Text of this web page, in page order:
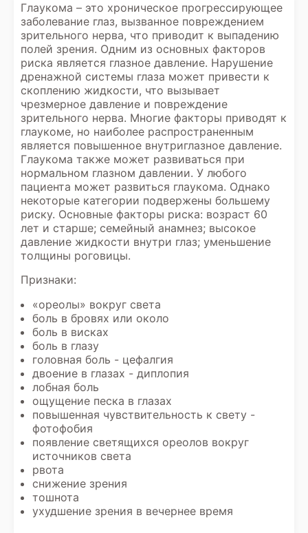
Глаукома – это хроническое прогрессирующее
заболевание глаз, вызванное повреждением
зрительного нерва, что приводит к выпадению
полей зрения. Одним из основных факторов
риска является глазное давление. Нарушение
дренажной системы глаза может привести к
скоплению жидкости, что вызывает
чрезмерное давление и повреждение
зрительного нерва. Многие факторы приводят к
глаукоме, но наиболее распространенным
является повышенное внутриглазное давление.
Глаукома также может развиваться при
нормальном глазном давлении. У любого
пациента может развиться глаукома. Однако
некоторые категории подвержены большему
риску. Основные факторы риска: возраст 60
лет и старше; семейный анамнез; высокое
давление жидкости внутри глаз; уменьшение
толщины роговицы.
Признаки:
«ореолы» вокруг света
боль в бровях или около
боль в висках
боль в глазу
головная боль - цефалгия
двоение в глазах - диплопия
лобная боль
ощущение песка в глазах
повышенная чувствительность к свету -
фотофобия
появление светящихся ореолов вокруг
источников света
рвота
снижение зрения
тошнота
ухудшение зрения в вечернее время